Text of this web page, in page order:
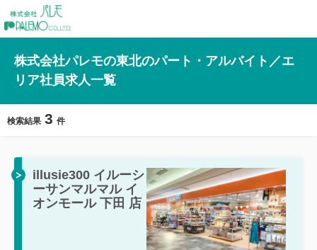
株式会社パレモの東北のパート・アルバイト／エ
リア社員求人一覧
検索結果 3 件
illusie300 イルーシ
ーサンマルマル イ
オンモール 下田 店